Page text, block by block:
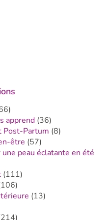
apprend(36)
Post-Partum (8)
être (57)
peau éclatante en été
(111)
(13)